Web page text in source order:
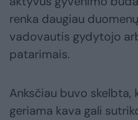
renka daugiau
vadovautis gydytojo
patarimais.
Anksčiau buvo
geriama kava gali